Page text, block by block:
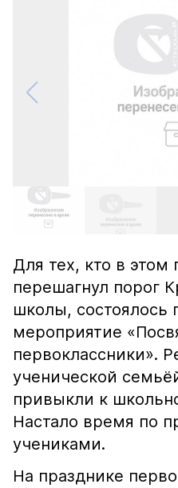
Для тех, кто в этом
перешагнул порог
школы, состоялось
мероприятие
первоклассники».
ученической
привыкли к
Настало время по
учениками.
На празднике